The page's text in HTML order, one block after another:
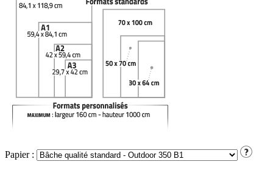
Papier :